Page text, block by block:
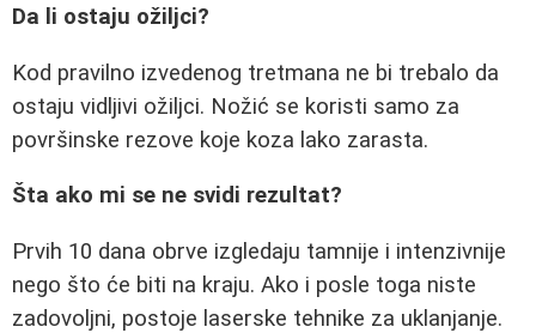
Da li ostaju ožiljci?
Kod pravilno izvedenog tretmana ne bi trebalo da
ostaju vidljivi ožiljci. Nožić se koristi samo za
površinske rezove koje koza lako zarasta.
Šta ako mi se ne svidi rezultat?
Prvih 10 dana obrve izgledaju tamnije i intenzivnije
nego što će biti na kraju. Ako i posle toga niste
zadovoljni, postoje laserske tehnike za uklanjanje.